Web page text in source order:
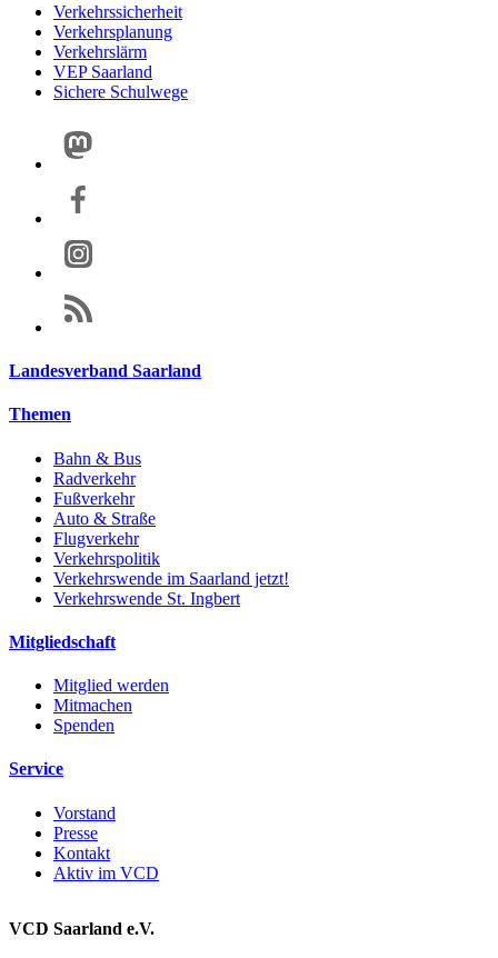
Verkehrssicherheit
Verkehrsplanung
Verkehrslärm
VEP Saarland
Sichere Schulwege
Landesverband Saarland
Themen
Bahn & Bus
Radverkehr
Fußverkehr
Auto & Straße
Flugverkehr
Verkehrspolitik
Verkehrswende im Saarland jetzt!
Verkehrswende St. Ingbert
Mitgliedschaft
Mitglied werden
Mitmachen
Spenden
Service
Vorstand
Presse
Kontakt
Aktiv im VCD
VCD Saarland e.V.